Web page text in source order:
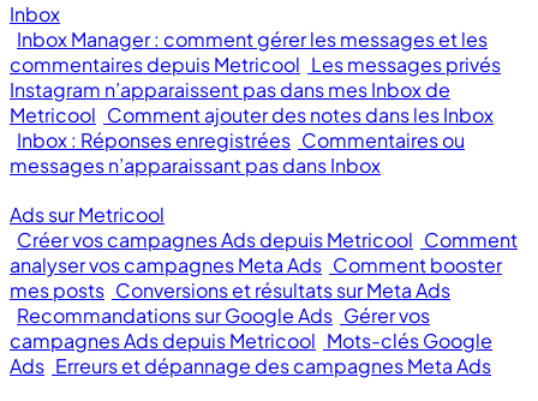
Inbox
Inbox Manager : comment gérer les messages et les
commentaires depuis Metricool Les messages privés
Instagram n’apparaissent pas dans mes Inbox de
Metricool Comment ajouter des notes dans les Inbox
Inbox : Réponses enregistrées Commentaires ou
messages n’apparaissant pas dans Inbox
Ads sur Metricool
Créer vos campagnes Ads depuis Metricool Comment
analyser vos campagnes Meta Ads Comment booster
mes posts Conversions et résultats sur Meta Ads
Recommandations sur Google Ads Gérer vos
campagnes Ads depuis Metricool Mots-clés Google
Ads Erreurs et dépannage des campagnes Meta Ads